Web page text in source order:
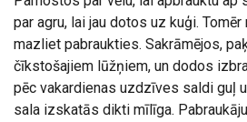
par agru, lai jau dotos uz kuģi.
mazliet pabraukties. Sakrāmējos,
čīkstošajiem lūžņiem, un dodos
pēc vakardienas uzdzīves saldi guļ
sala izskatās dikti mīlīga.